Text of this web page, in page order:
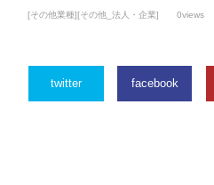
[その他業種][その他_法人・企業] 0views
twitter facebook